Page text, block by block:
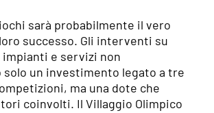
sarà probabilmente il vero
successo. Gli interventi su
e servizi non
solo un investimento legato a tre
ma una dote che
coinvolti. Il Villaggio Olimpico